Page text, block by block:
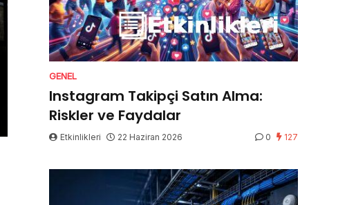
GENEL
Instagram Takipçi Satın Alma:
Riskler ve Faydalar
Etkinlikleri 22 Haziran 2026 0 127